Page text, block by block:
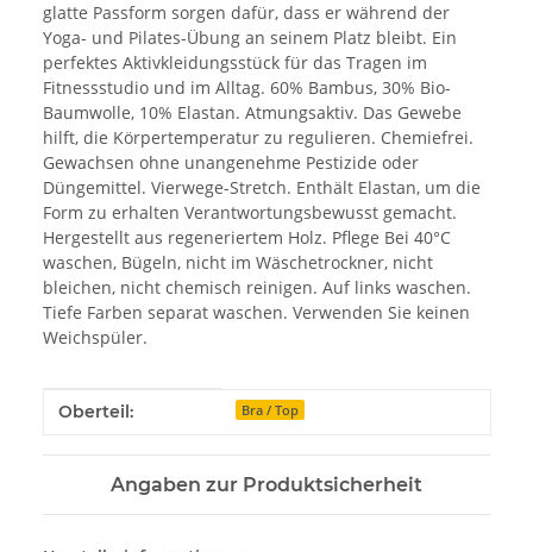
glatte Passform sorgen dafür, dass er während der
Yoga- und Pilates-Übung an seinem Platz bleibt. Ein
perfektes Aktivkleidungsstück für das Tragen im
Fitnessstudio und im Alltag. 60% Bambus, 30% Bio-
Baumwolle, 10% Elastan. Atmungsaktiv. Das Gewebe
hilft, die Körpertemperatur zu regulieren. Chemiefrei.
Gewachsen ohne unangenehme Pestizide oder
Düngemittel. Vierwege-Stretch. Enthält Elastan, um die
Form zu erhalten Verantwortungsbewusst gemacht.
Hergestellt aus regeneriertem Holz. Pflege Bei 40°C
waschen, Bügeln, nicht im Wäschetrockner, nicht
bleichen, nicht chemisch reinigen. Auf links waschen.
Tiefe Farben separat waschen. Verwenden Sie keinen
Weichspüler.
Produkteigenschaft
Wert
Oberteil: Bra / Top
Angaben zur Produktsicherheit